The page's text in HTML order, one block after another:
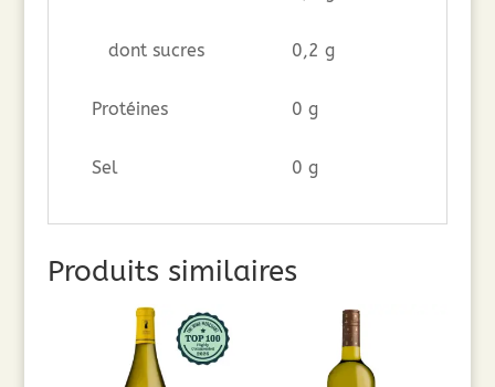
dont sucres 0,2 g
Protéines 0 g
Sel 0 g
Produits similaires